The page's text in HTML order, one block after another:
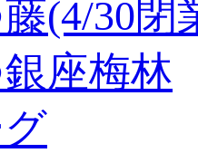
(4/30閉
座梅林